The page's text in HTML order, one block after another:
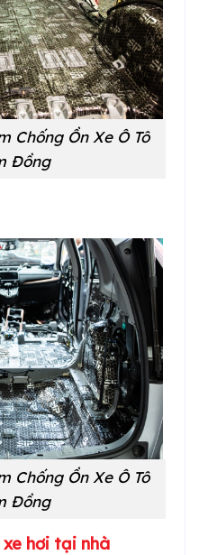
Chống Ồn Xe Ô Tô
Đồng
Chống Ồn Xe Ô Tô
Đồng
hơi tại nhà